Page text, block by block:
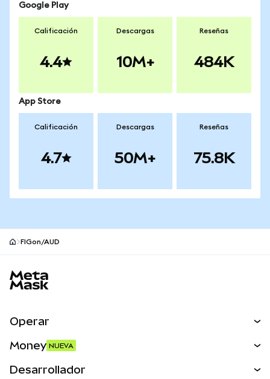
Google Play
Calificación
4.4
Descargas
10M+
Reseñas
484K
App Store
Calificación
4.7
Descargas
50M+
Reseñas
75.8K
FIGon/AUD
Operar
Money NUEVA
Desarrollador